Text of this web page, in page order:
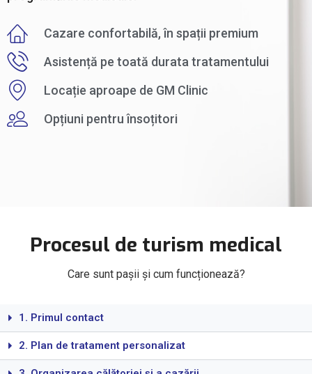
Cazare confortabilă, în spații premium
Asistență pe toată durata tratamentului
Locație aproape de GM Clinic
Opțiuni pentru însoțitori
Procesul de turism medical
Care sunt pașii și cum funcționează?
1. Primul contact
2. Plan de tratament personalizat